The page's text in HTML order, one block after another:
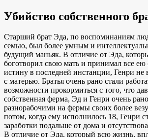
Убийство собственного
Старший брат Эда, по воспоминаниям
семью, был более умным и
будущий маньяк. В отличие от Эда,
боготворил свою мать и принимал все ею
истину в последней инстанции, Генри не
с матерью. Братья очень рано стали
возможности прокормиться с того, что
собственная ферма, Эд и Генри очень
разнорабочими на фермы своих более
потом, когда ему исполнилось 18, Генри
заработки подальше от дома и
В отличие от Эда, который всю жизнь,